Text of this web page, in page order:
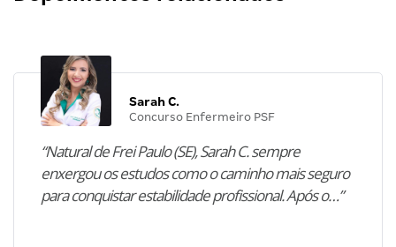
Sarah C.
Concurso Enfermeiro PSF
“Natural de Frei Paulo (SE), Sarah C. sempre
enxergou os estudos como o caminho mais seguro
para conquistar estabilidade profissional. Após o…”